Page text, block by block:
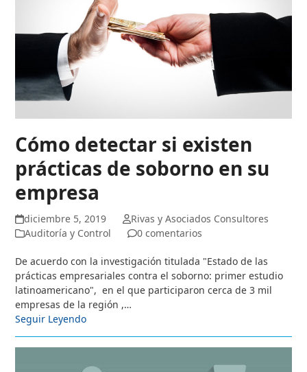
Cómo detectar si existen
prácticas de soborno en su
empresa
diciembre 5, 2019
Rivas y Asociados Consultores
Auditoría y Control
0 comentarios
De acuerdo con la investigación titulada "Estado de las
prácticas empresariales contra el soborno: primer estudio
latinoamericano", en el que participaron cerca de 3 mil
empresas de la región ,…
Seguir Leyendo